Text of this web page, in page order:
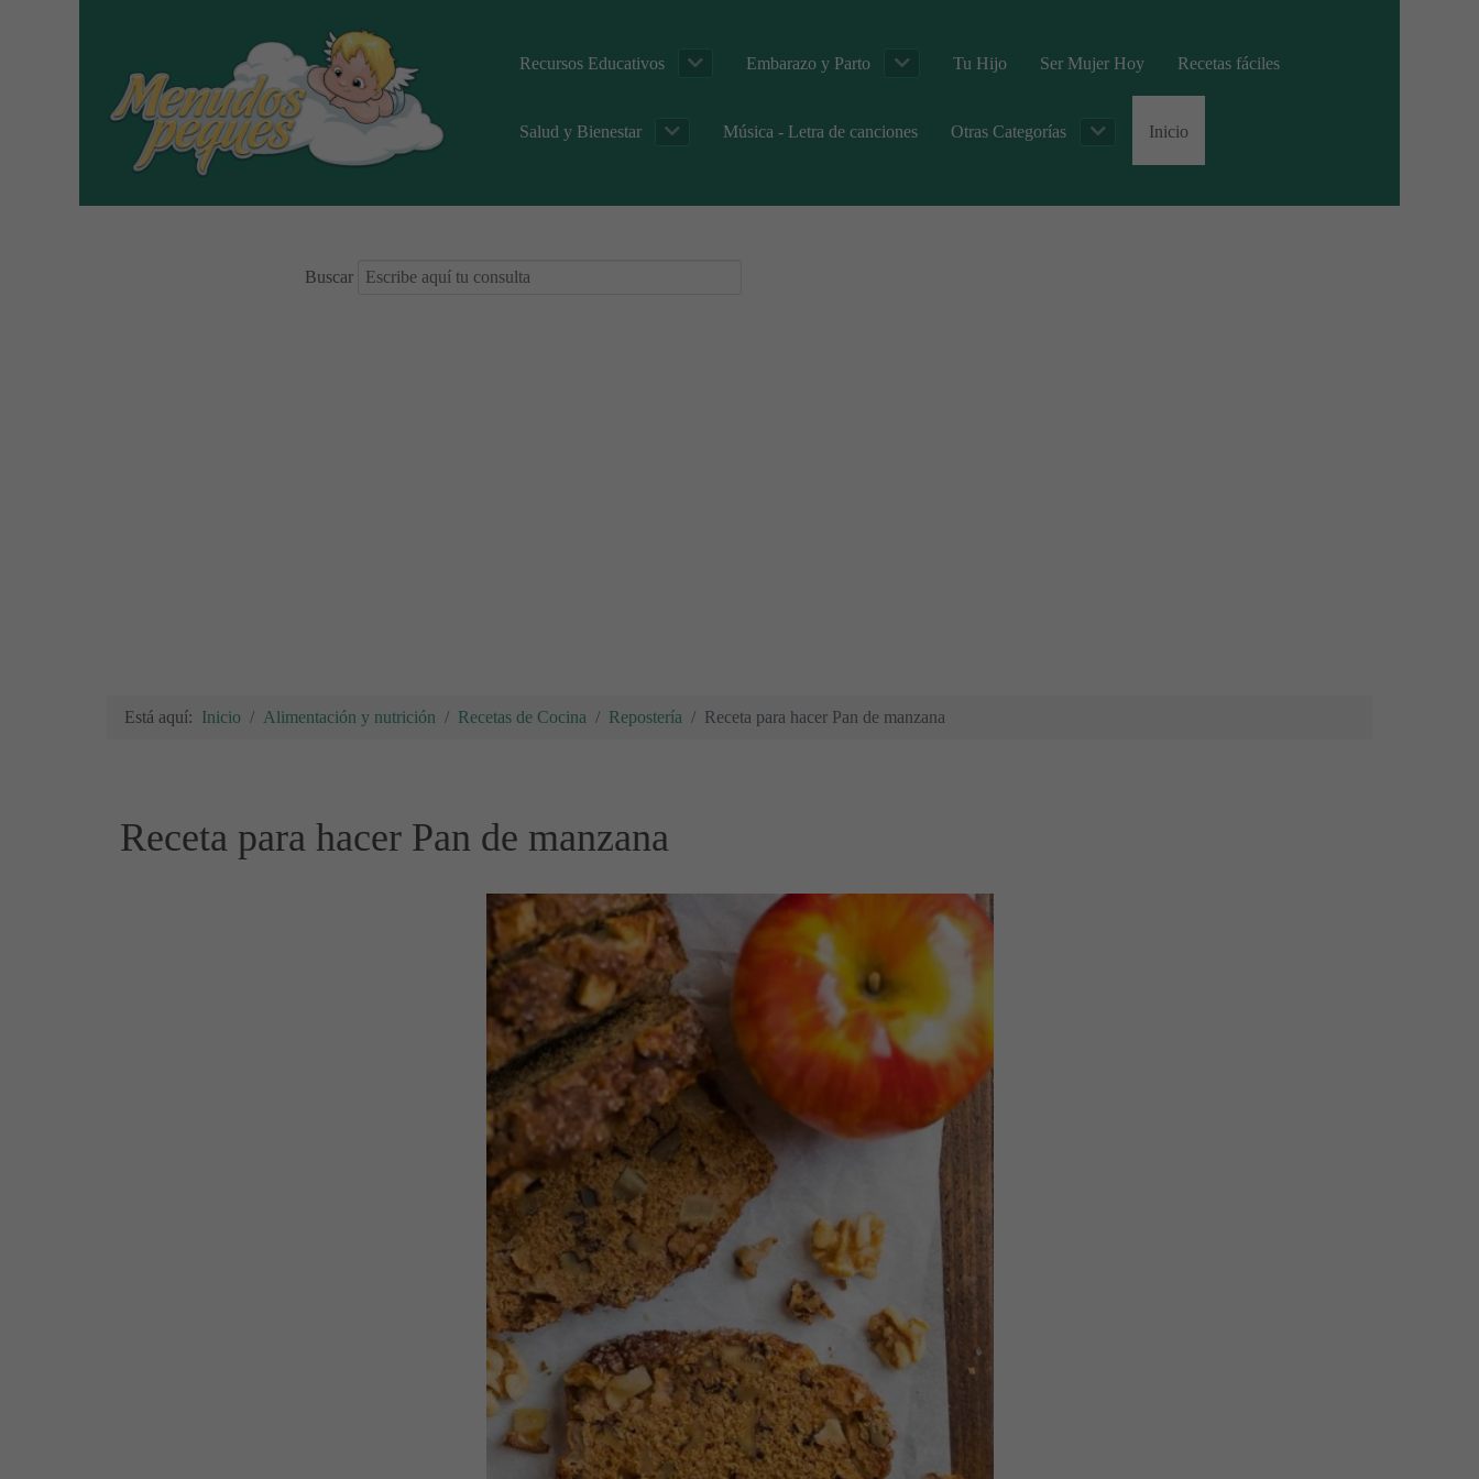
Recursos Educativos Embarazo y Parto Tu Hijo Ser Mujer Hoy Recetas fáciles
Salud y Bienestar Música - Letra de canciones Otras Categorías Inicio
Buscar
Está aquí: Inicio Alimentación y nutrición Recetas de Cocina Repostería Receta para hacer Pan de manzana
Receta para hacer Pan de manzana